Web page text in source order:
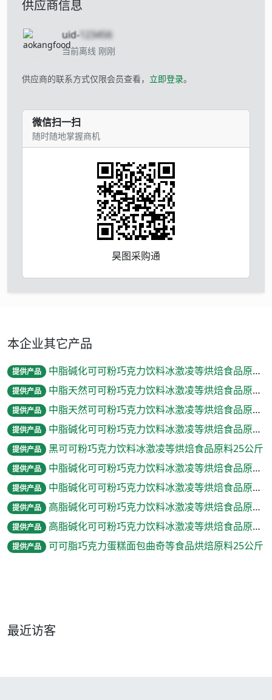
供应商信息
uid- 123456
当前离线 刚刚
供应商的联系方式仅限会员查看， 立即登录。
微信扫一扫
随时随地掌握商机
昊图采购通
本企业其它产品
提供产品 中脂碱化可可粉巧克力饮料冰激凌等烘焙食品原料25公斤
提供产品 中脂天然可可粉巧克力饮料冰激凌等烘焙食品原料25公斤
提供产品 中脂天然可可粉巧克力饮料冰激凌等烘焙食品原料25公斤
提供产品 中脂碱化可可粉巧克力饮料冰激凌等烘焙食品原料25公斤
提供产品 黑可可粉巧克力饮料冰激凌等烘焙食品原料25公斤
提供产品 中脂碱化可可粉巧克力饮料冰激凌等烘焙食品原料1公斤
提供产品 中脂碱化可可粉巧克力饮料冰激凌等烘焙食品原料316克/罐
提供产品 高脂碱化可可粉巧克力饮料冰激凌等烘焙食品原料25公斤
提供产品 高脂碱化可可粉巧克力饮料冰激凌等烘焙食品原料1公斤
提供产品 可可脂巧克力蛋糕面包曲奇等食品烘焙原料25公斤
最近访客